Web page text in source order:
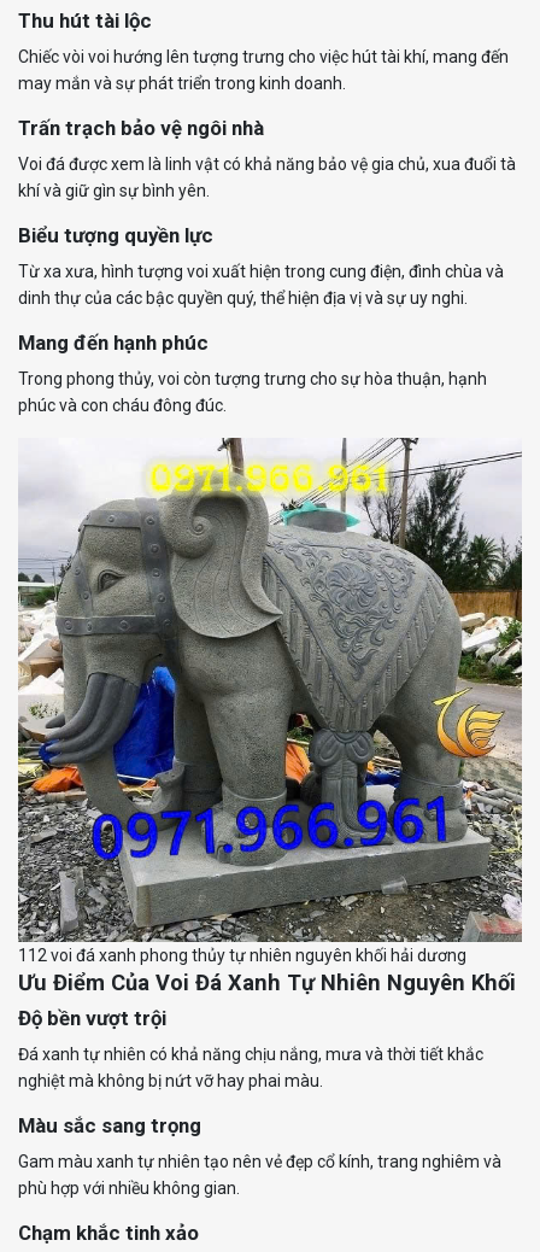
Thu hút tài lộc
Chiếc vòi voi hướng lên tượng trưng cho việc hút tài khí, mang đến
may mắn và sự phát triển trong kinh doanh.
Trấn trạch bảo vệ ngôi nhà
Voi đá được xem là linh vật có khả năng bảo vệ gia chủ, xua đuổi tà
khí và giữ gìn sự bình yên.
Biểu tượng quyền lực
Từ xa xưa, hình tượng voi xuất hiện trong cung điện, đình chùa và
dinh thự của các bậc quyền quý, thể hiện địa vị và sự uy nghi.
Mang đến hạnh phúc
Trong phong thủy, voi còn tượng trưng cho sự hòa thuận, hạnh
phúc và con cháu đông đúc.
112 voi đá xanh phong thủy tự nhiên nguyên khối hải dương
Ưu Điểm Của Voi Đá Xanh Tự Nhiên Nguyên Khối
Độ bền vượt trội
Đá xanh tự nhiên có khả năng chịu nắng, mưa và thời tiết khắc
nghiệt mà không bị nứt vỡ hay phai màu.
Màu sắc sang trọng
Gam màu xanh tự nhiên tạo nên vẻ đẹp cổ kính, trang nghiêm và
phù hợp với nhiều không gian.
Chạm khắc tinh xảo